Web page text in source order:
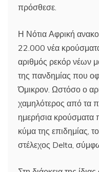
πρόσθεσε.
Η Νότια Αφρική
22.000 νέα
αριθμός ρεκόρ νέων
της πανδημίας που
Όμικρον. Ωστόσο ο
χαμηλότερος από τα
ημερήσια κρούσματα
κύμα της επιδημίας,
στέλεχος Delta,